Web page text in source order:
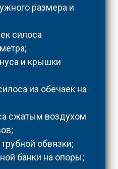
размера и
силоса
и крышки
из обечаек на
сжатым воздухом
обвязки;
банки на опоры;